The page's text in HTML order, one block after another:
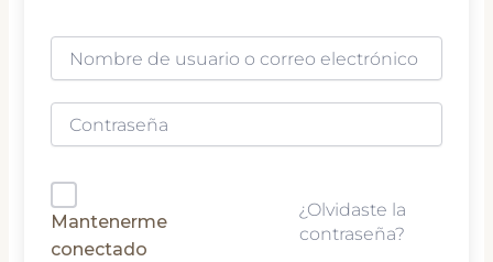
Mantenerme
conectado
¿Olvidaste la
contraseña?